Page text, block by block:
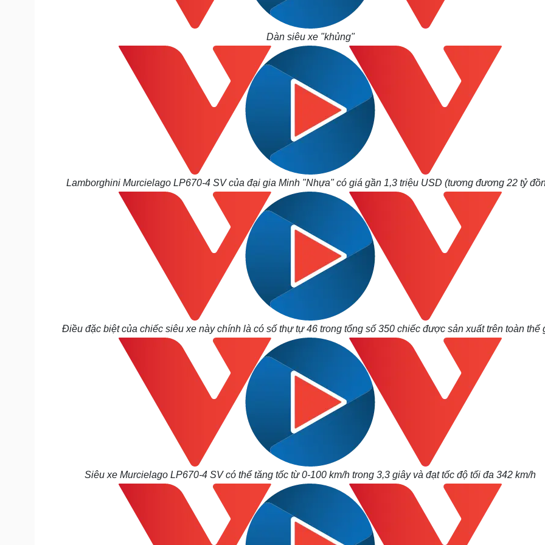
Dàn siêu xe "khủng"
Lamborghini Murcielago LP670-4 SV của đại gia Minh "Nhựa" có giá gần 1,3 triệu USD (tương đương 22 tỷ
Điều đặc biệt của chiếc siêu xe này chính là có số thự tự 46 trong tổng số 350 chiếc được sản xuất trên toàn thế
Siêu xe Murcielago LP670-4 SV có thể tăng tốc từ 0-100 km/h trong 3,3 giây và đạt tốc độ tối đa 342 km/h